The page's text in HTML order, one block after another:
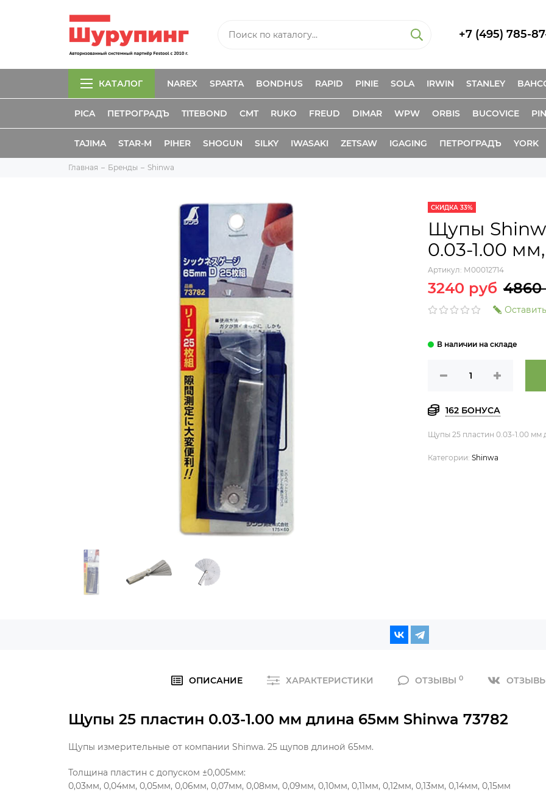
+7 (495) 785-
КАТАЛОГ NAREX SPARTA BONDHUS RAPID PINIE SOLA IRWIN STANLEY
PICA ПЕТРОГРАДЪ TITEBOND CMT RUKO FREUD DIMAR WPW ORBIS BUCOVICE
TAJIMA STAR-M PIHER SHOGUN SILKY IWASAKI ZETSAW IGAGING ПЕТРОГРАДЪ YORK
Главная Бренды Shinwa
СКИДКА 33%
Щупы
0.03-1.00
Артикул: М00012714
3240 руб 4860
162 БОНУСА
Щупы 25 пластин 0.03-1.00 мм
Категории: Shinwa
ОПИСАНИЕ ХАРАКТЕРИСТИКИ ОТЗЫВЫ0
Щупы 25 пластин 0.03-1.00 мм длина 65мм Shinwa 73782
Щупы измерительные от компании Shinwa. 25 щупов длиной 65мм.
Толщина пластин с допуском ±0,005мм:
0,03мм, 0,04мм, 0,05мм, 0,06мм, 0,07мм, 0,08мм, 0,09мм, 0,10мм, 0,11мм, 0,12мм, 0,13мм, 0,14мм, 0,15мм